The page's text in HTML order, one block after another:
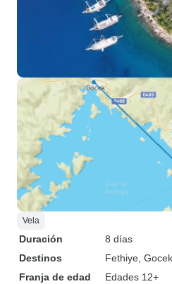
Vela
Duración
8 días
Destinos
Fethiye , Gocek
Franja de edad
Edades 12+